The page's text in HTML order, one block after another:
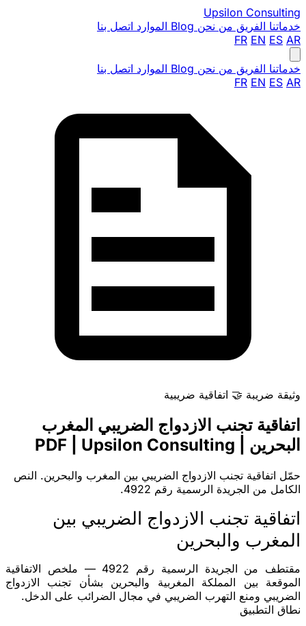
Upsilon Consulting
خدماتنا الفريق من نحن Blog الموارد اتصل بنا
FR EN ES AR
خدماتنا الفريق من نحن Blog الموارد اتصل بنا
FR EN ES AR
وثيقة ضريبة 🤝 اتفاقية ضريبية
اتفاقية تجنب الازدواج الضريبي المغرب
البحرين | PDF | Upsilon Consulting
حمّل اتفاقية تجنب الازدواج الضريبي بين المغرب والبحرين. النص
الكامل من الجريدة الرسمية رقم 4922.
اتفاقية تجنب الازدواج الضريبي بين
المغرب والبحرين
مقتطف من الجريدة الرسمية رقم 4922 — ملخص الاتفاقية
الموقعة بين المملكة المغربية والبحرين بشأن تجنب الازدواج
الضريبي ومنع التهرب الضريبي في مجال الضرائب على الدخل.
نطاق التطبيق